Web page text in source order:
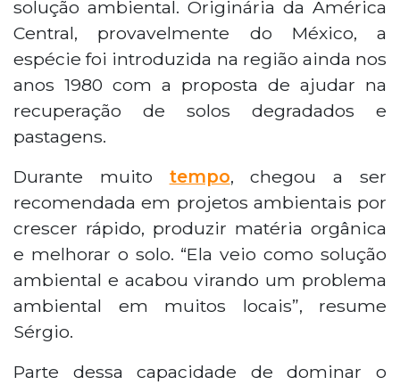
solução ambiental. Originária da América
Central, provavelmente do México, a
espécie foi introduzida na região ainda nos
anos 1980 com a proposta de ajudar na
recuperação de solos degradados e
pastagens.
Durante muito tempo, chegou a ser
recomendada em projetos ambientais por
crescer rápido, produzir matéria orgânica
e melhorar o solo. “Ela veio como solução
ambiental e acabou virando um problema
ambiental em muitos locais”, resume
Sérgio.
Parte dessa capacidade de dominar o